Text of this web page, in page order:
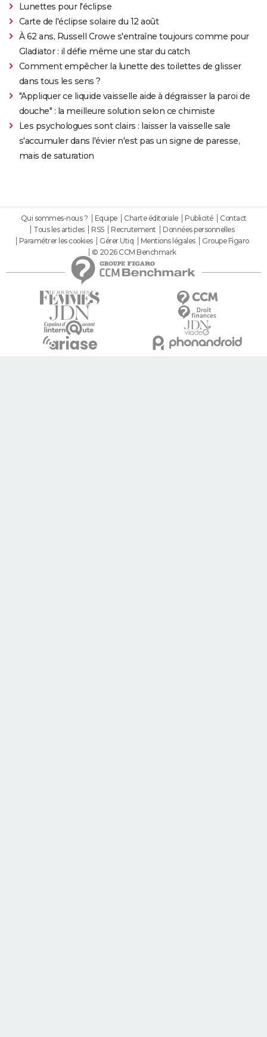
Lunettes pour l'éclipse
Carte de l'éclipse solaire du 12 août
À 62 ans, Russell Crowe s'entraîne toujours comme pour
Gladiator : il défie même une star du catch
Comment empêcher la lunette des toilettes de glisser
dans tous les sens ?
"Appliquer ce liquide vaisselle aide à dégraisser la paroi de
douche" : la meilleure solution selon ce chimiste
Les psychologues sont clairs : laisser la vaisselle sale
s'accumuler dans l'évier n'est pas un signe de paresse,
mais de saturation
Qui sommes-nous ? Equipe Charte éditoriale Publicité
Contact
Tous les articles
RSS Recrutement
Données personnelles
Paramétrer les cookies
Gérer Utiq Mentions légales
Groupe Figaro
© 2026 CCM Benchmark